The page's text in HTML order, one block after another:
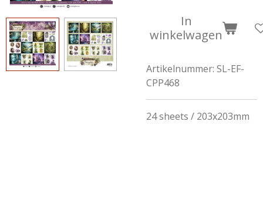
In
winkelwagen
Artikelnummer: SL-EF-
CPP468
24 sheets / 203x203mm